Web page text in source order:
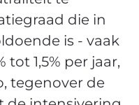
die in
is - vaak
tot 1,5% per jaar,
tegenover de